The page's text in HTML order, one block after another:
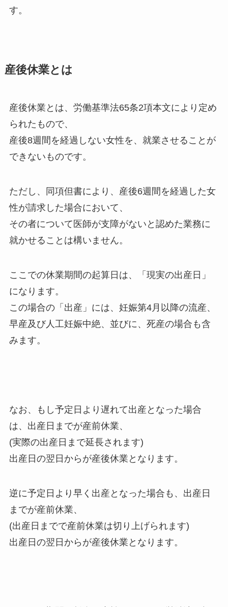
す。
産後休業とは
産後休業とは、労働基準法65条2項本文により定め
られたもので、
産後8週間を経過しない女性を、就業させることが
できないものです。
ただし、同項但書により、産後6週間を経過した女
性が請求した場合において、
その者について医師が支障がないと認めた業務に
就かせることは構いません。
ここでの休業期間の起算日は、「現実の出産日」
になります。
この場合の「出産」には、妊娠第4月以降の流産、
早産及び人工妊娠中絶、並びに、死産の場合も含
みます。
なお、もし予定日より遅れて出産となった場合
は、出産日までが産前休業、
(実際の出産日まで延長されます)
出産日の翌日からが産後休業となります。
逆に予定日より早く出産となった場合も、出産日
までが産前休業、
(出産日までで産前休業は切り上げられます)
出産日の翌日からが産後休業となります。